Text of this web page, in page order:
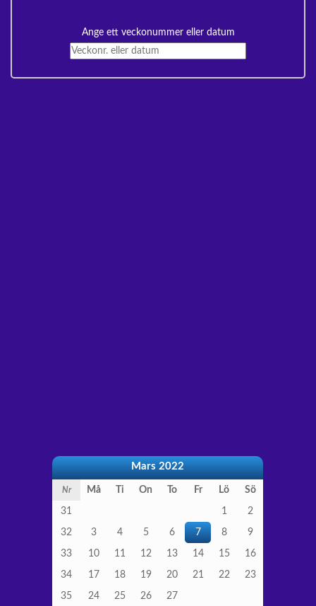
Ange ett veckonummer eller datum
Mars 2022
Nr Må Ti On To Fr Lö Sö
31 1 2
32 3 4 5 6 7 8 9
33 10 11 12 13 14 15 16
34 17 18 19 20 21 22 23
35 24 25 26 27